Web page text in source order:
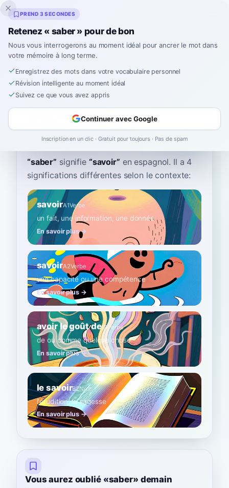
Inklingo
Accueil› Espagnol›Dictionnaire ›saber
saber
sa-ber saˈβeɾ
“saber” signifie “savoir” en espagnol. Il a 4
significations différentes selon le contexte:
savoirA1Verbe
un fait, une information, une donnée
En savoir plus →
savoirA2Verbe
une capacité ou une compétence
En savoir plus →
avoir le goût deB1Verbe
de ou comme quelque chose
En savoir plus →
le savoirB2Nom
l'érudition, la sagesse
En savoir plus →
Vous aurez oublié «saber» demain
PREND 3 SECONDES
Retenez « saber » pour de bon
Nous vous interrogerons au moment idéal pour ancrer le mot dans
votre mémoire à long terme.
Enregistrez des mots dans votre vocabulaire personnel
Révision intelligente au moment idéal
Suivez ce que vous avez appris
Continuer avec Google
Inscription en un clic · Gratuit pour toujours · Pas de spam